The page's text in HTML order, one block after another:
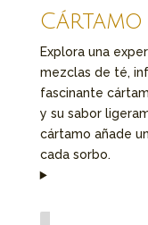
Cártamo
Explora una
mezclas de té,
fascinante
y su sabor
cártamo añade
cada sorbo.